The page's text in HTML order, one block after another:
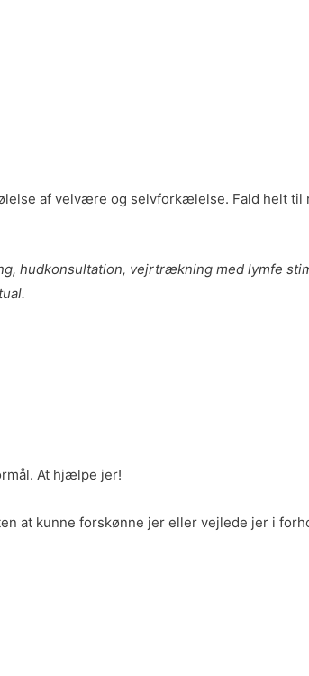
af velvære og selvforkælelse. Fald helt
hudkonsultation, vejrtrækning med lymfe
At hjælpe jer!
at kunne forskønne jer eller vejlede jer i